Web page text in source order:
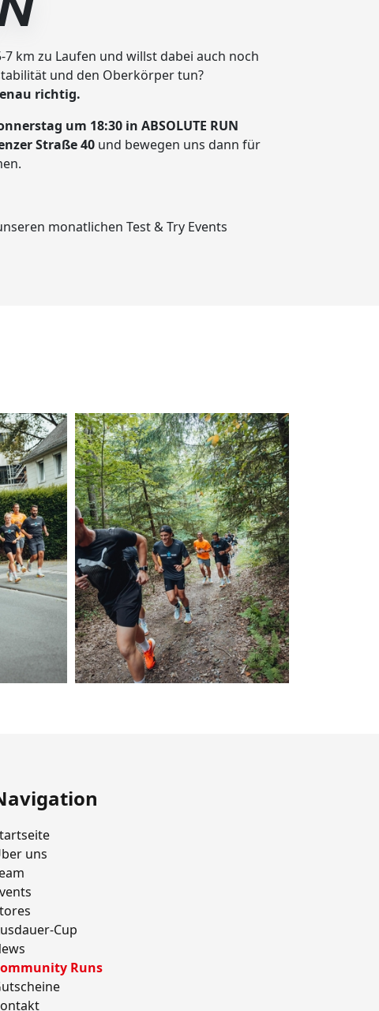
7 km zu Laufen und willst dabei auch noch
und den Oberkörper tun?
richtig.
um 18:30 in ABSOLUTE RUN
Straße 40 und bewegen uns dann für
monatlichen Test & Try Events
uns
Cup
Runs